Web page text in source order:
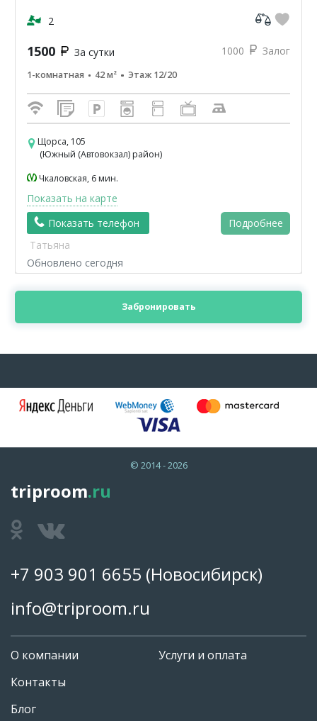
Тихий район. Обору...
2
1500 За сутки 1000 Залог
1-комнатная 42 м² Этаж 12/20
Щорса, 105
(Южный (Автовокзал) район)
Чкаловская, 6 мин.
Показать на карте
Показать телефон
Подробнее
Татьяна
Обновлено сегодня
Забронировать
© 2014 - 2026
triproom.ru
+7 903 901 6655 (Новосибирск)
info@triproom.ru
О компании
Контакты
Блог
Услуги и оплата